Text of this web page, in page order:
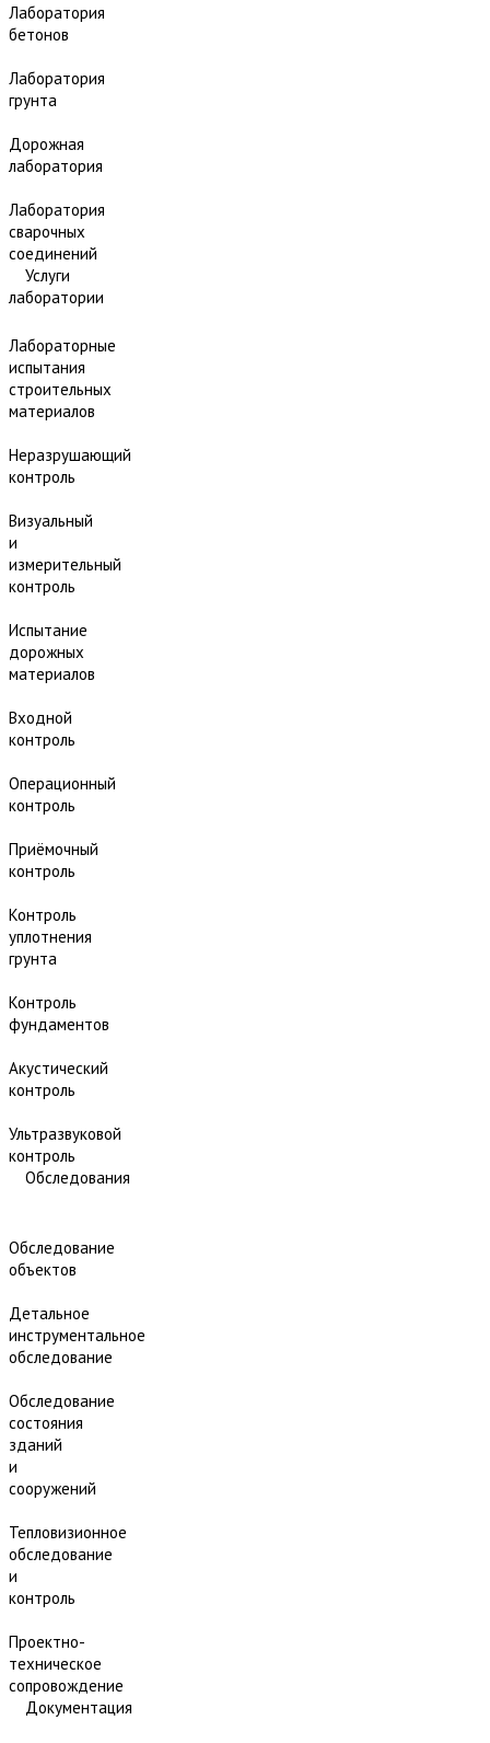
Лаборатория
бетонов
Лаборатория
грунта
Дорожная
лаборатория
Лаборатория
сварочных
соединений
Услуги
лаборатории
Лабораторные
испытания
строительных
материалов
Неразрушающий
контроль
Визуальный
и
измерительный
контроль
Испытание
дорожных
материалов
Входной
контроль
Операционный
контроль
Приёмочный
контроль
Контроль
уплотнения
грунта
Контроль
фундаментов
Акустический
контроль
Ультразвуковой
контроль
Обследования
Обследование
объектов
Детальное
инструментальное
обследование
Обследование
состояния
зданий
и
сооружений
Тепловизионное
обследование
и
контроль
Проектно-
техническое
сопровождение
Документация